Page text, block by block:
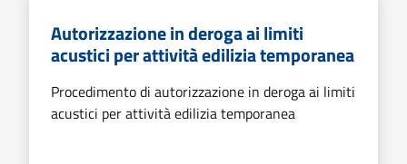
Autorizzazione in deroga ai limiti
acustici per attività edilizia temporanea
Procedimento di autorizzazione in deroga ai limiti
acustici per attività edilizia temporanea